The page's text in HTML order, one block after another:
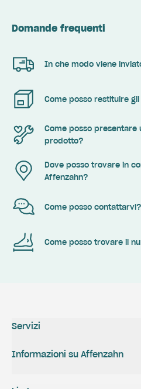
Domande frequenti
In che modo viene
Come posso restituire
Come posso presentare
prodotto?
Dove posso trovare in
Affenzahn?
Come posso contattarvi?
Come posso trovare il
Servizi
Informazioni su Affenzahn